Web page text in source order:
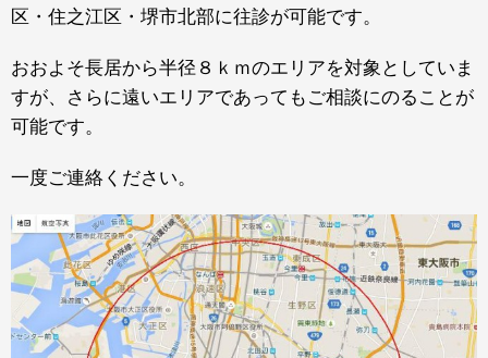
区・住之江区・堺市北部に往診が可能です。
おおよそ長居から半径８ｋｍのエリアを対象としていま
すが、さらに遠いエリアであってもご相談にのることが
可能です。
一度ご連絡ください。